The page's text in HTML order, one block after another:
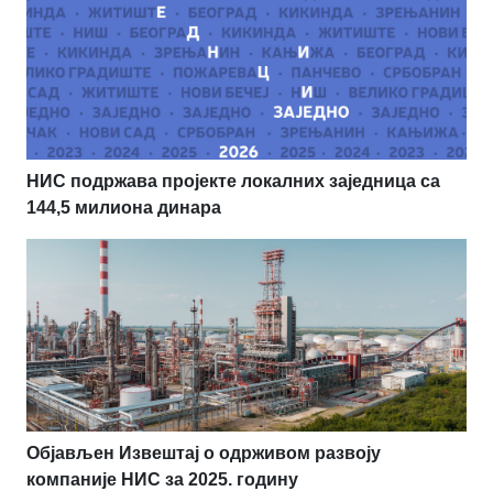
НИС подржава пројекте локалних заједница са
144,5 милиона динара
Објављен Извештај о одрживом развоју
компаније НИС за 2025. годину